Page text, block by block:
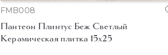
FMB008
Пантеон Плинтус Беж Светлый
Керамическая плитка 15x25